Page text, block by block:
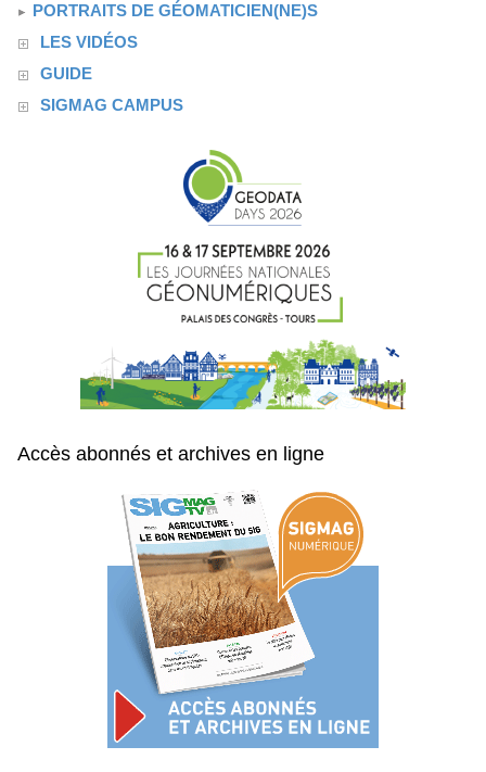
PORTRAITS DE GÉOMATICIEN(NE)S
LES VIDÉOS
GUIDE
SIGMAG CAMPUS
Accès abonnés et archives en ligne